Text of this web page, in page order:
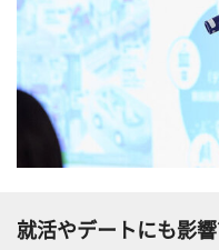
就活やデートにも影